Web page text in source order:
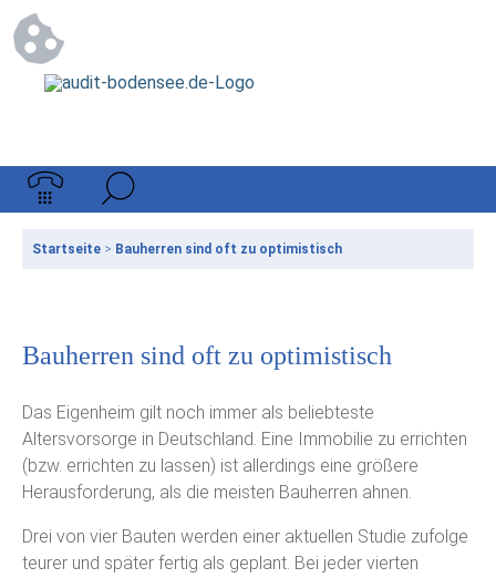
Startseite > Bauherren sind oft zu optimistisch
Bauherren sind oft zu optimistisch
Das Eigenheim gilt noch immer als beliebteste
Altersvorsorge in Deutschland. Eine Immobilie zu errichten
(bzw. errichten zu lassen) ist allerdings eine größere
Herausforderung, als die meisten Bauherren ahnen.
Drei von vier Bauten werden einer aktuellen Studie zufolge
teurer und später fertig als geplant. Bei jeder vierten